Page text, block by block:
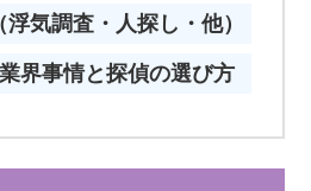
気調査・人探し・他）
界事情と探偵の選び方